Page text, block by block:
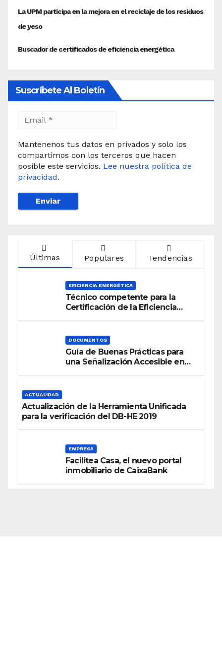
Suscríbete Al Boletín
Mantenenos tus datos en privados y solo los
compartimos con los terceros que hacen
posible este servicios. Lee nuestra política de
privacidad.
Últimas Populares Tendencias
EFICIENCIA ENERGÉTICA
Técnico competente para la
Certificación de la Eficiencia
DOCUMENTOS
Guía de Buenas Prácticas para
una Señalización Accesible en
ACTUALIDAD
Actualización de la Herramienta Unificada
para la verificación del DB-HE 2019
EMPRESA
Facilitea Casa, el nuevo portal
inmobiliario de CaixaBank